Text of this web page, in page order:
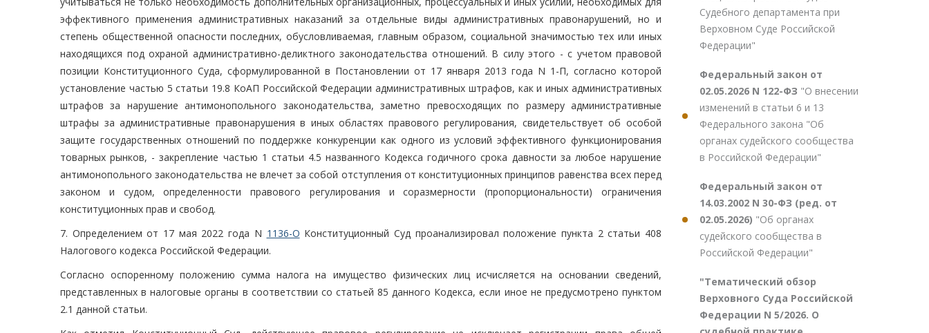
эффективного применения административных наказаний за отдельные виды административных правонарушений, но и
степень общественной опасности последних, обусловливаемая, главным образом, социальной значимостью тех или иных
находящихся под охраной административно-деликтного законодательства отношений. В силу этого - с учетом правовой
позиции Конституционного Суда, сформулированной в Постановлении от 17 января 2013 года N 1-П, согласно которой
установление частью 5 статьи 19.8 КоАП Российской Федерации административных штрафов, как и иных административных
штрафов за нарушение антимонопольного законодательства, заметно превосходящих по размеру административные
штрафы за административные правонарушения в иных областях правового регулирования, свидетельствует об особой
защите государственных отношений по поддержке конкуренции как одного из условий эффективного функционирования
товарных рынков, - закрепление частью 1 статьи 4.5 названного Кодекса годичного срока давности за любое нарушение
антимонопольного законодательства не влечет за собой отступления от конституционных принципов равенства всех перед
законом и судом, определенности правового регулирования и соразмерности (пропорциональности) ограничения
конституционных прав и свобод.
7. Определением от 17 мая 2022 года N 1136-О Конституционный Суд проанализировал положение пункта 2 статьи 408
Налогового кодекса Российской Федерации.
Согласно оспоренному положению сумма налога на имущество физических лиц исчисляется на основании сведений,
представленных в налоговые органы в соответствии со статьей 85 данного Кодекса, если иное не предусмотрено пунктом
2.1 данной статьи.
Судебного департамента при
Верховном Суде Российской
Федерации"
Федеральный закон от
02.05.2026 N 122-ФЗ "О внесении
изменений в статьи 6 и 13
Федерального закона "Об
органах судейского сообщества
в Российской Федерации"
Федеральный закон от
14.03.2002 N 30-ФЗ (ред. от
02.05.2026) "Об органах
судейского сообщества в
Российской Федерации"
"Тематический обзор
Верховного Суда Российской
Федерации N 5/2026. О